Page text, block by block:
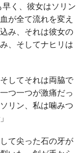
く、彼女はソリン
が全て流れを変え
み、それは彼女の
、そしてナヒリは
してそれは両脇で
つ一つが激痛だっ
リン、私は噛みつ
て尖った石の牙が